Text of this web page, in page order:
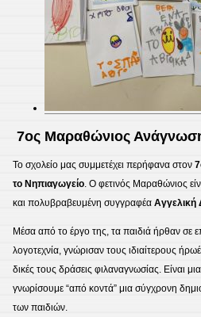
7ος Μαραθώνιος
​Το σχολείο μας συμμετέχει περήφανα στον
το Νηπιαγωγείο. Ο φετινός Μαραθώνιος
και πολυβραβευμένη συγγραφέα Αγγελική
​Μέσα από το έργο της, τα παιδιά ήρθαν σε
λογοτεχνία, γνώρισαν τους ιδιαίτερους
δικές τους δράσεις φιλαναγνωσίας. Είναι
γνωρίσουμε “από κοντά” μια σύγχρονη
των παιδιών.